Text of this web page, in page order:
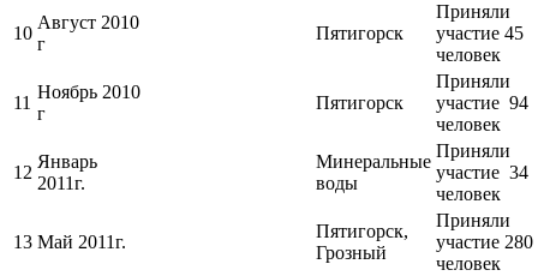
10
Август 2010
г
Пятигорск
Приняли
участие 45
человек
11
Ноябрь 2010
г
Пятигорск
Приняли
участие 94
человек
12
Январь
2011г.
Минеральные
воды
Приняли
участие 34
человек
13 Май 2011г.
Пятигорск,
Грозный
Приняли
участие 280
человек